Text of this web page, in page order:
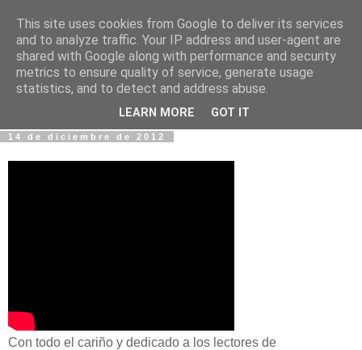
Fotos y Cosas
Miguel Sáenz de Santa María Elizalde
"Un blog es como un diario, pero sin candado".
14 de diciembre de 2012
Con todo el cariño y dedicado a los lectores de
This site uses cookies from Google to deliver its services
and to analyze traffic. Your IP address and user-agent are
shared with Google along with performance and security
metrics to ensure quality of service, generate usage
statistics, and to detect and address abuse.
LEARN MORE GOT IT